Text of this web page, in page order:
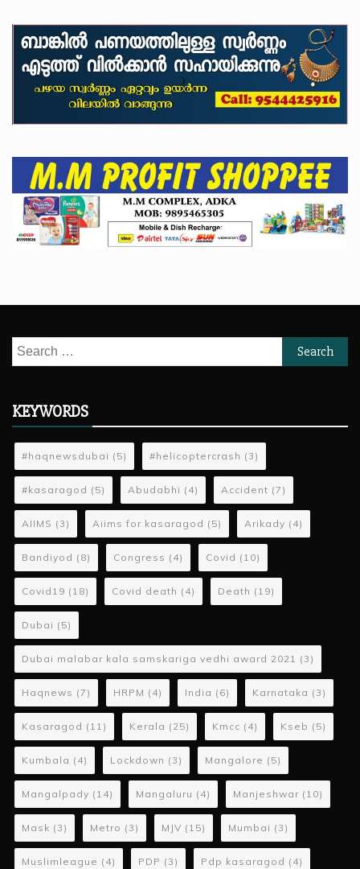
Search
for:
KEYWORDS
#haqnewsdubai (5) #helicoptercrash (3)
#kasaragod (5) Abudabhi (4) Accident (7)
AIIMS (3) Aiims for kasaragod (5) Arikady (4)
Bandiyod (8) Congress (4) Covid (10)
Covid19 (18) Covid death (4) Death (19)
Dubai (5)
Dubai malabar kala samskariga vedhi award 2021 (3)
Haqnews (7) HRPM (4) India (6) Karnataka (3)
Kasaragod (11) Kerala (25) Kmcc (4) Kseb (5)
Kumbala (4) Lockdown (3) Mangalore (5)
Mangalpady (14) Mangaluru (4) Manjeshwar (10)
Mask (3) Metro (3) MJV (15) Mumbai (3)
Muslimleague (4) PDP (3) Pdp kasaragod (4)